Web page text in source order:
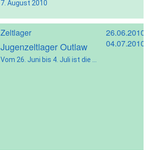
7. August 2010
Zeltlager
Jugenzeltlager Outlaw
04.07.2010